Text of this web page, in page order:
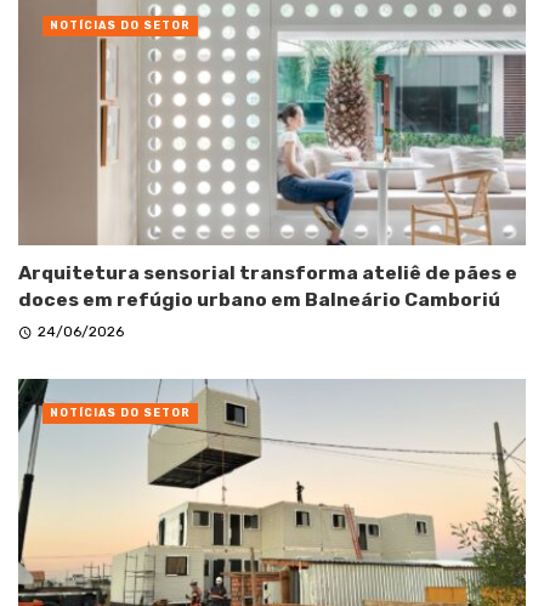
Arquitetura sensorial transforma ateliê de pães e
doces em refúgio urbano em Balneário Camboriú
24/06/2026
NOTÍCIAS DO SETOR
NOTÍCIAS DO SETOR